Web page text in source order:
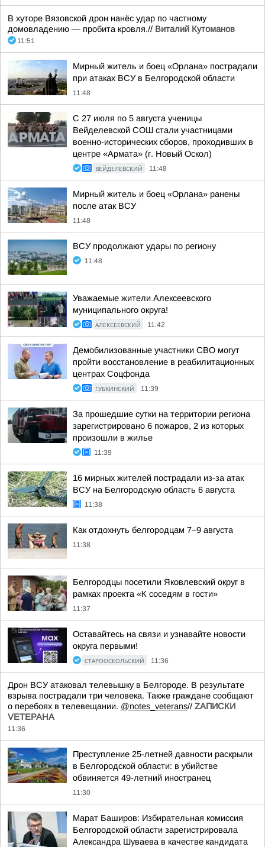
В хуторе Вязовской дрон нанёс удар по частному
домовладению — пробита кровля.// Виталий Кутоманов
11:51
Мирный житель и боец «Орлана» пострадали
при атаках ВСУ в Белгородской области
11:48
С 27 июля по 5 августа ученицы
Вейделевской СОШ стали участницами
военно-исторических сборов, проходивших в
центре «Армата» (г. Новый Оскол)
ВЕЙДЕЛЕВСКИЙ 11:48
Мирный житель и боец «Орлана» ранены
после атак ВСУ
11:48
ВСУ продолжают удары по региону
11:48
Уважаемые жители Алексеевского
муниципального округа!
АЛЕКСЕЕВСКИЙ 11:42
Демобилизованные участники СВО могут
пройти восстановление в реабилитационных
центрах Соцфонда
ГУБКИНСКИЙ 11:39
За прошедшие сутки на территории региона
зарегистрировано 6 пожаров, 2 из которых
произошли в жилье
11:39
16 мирных жителей пострадали из-за атак
ВСУ на Белгородскую область 6 августа
11:38
Как отдохнуть белгородцам 7–9 августа
11:38
Белгородцы посетили Яковлевский округ в
рамках проекта «К соседям в гости»
11:37
Оставайтесь на связи и узнавайте новости
округа первыми!
СТАРООСКОЛЬСКИЙ 11:36
Дрон ВСУ атаковал телевышку в Белгороде. В результате
взрыва пострадали три человека. Также граждане сообщают
о перебоях в телевещании. @notes_veterans// ZАПИСКИ
VЕТЕРАНА
11:36
Преступление 25-летней давности раскрыли
в Белгородской области: в убийстве
обвиняется 49-летний иностранец
11:30
Марат Баширов: Избирательная комиссия
Белгородской области зарегистрировала
Александра Шуваева в качестве кандидата